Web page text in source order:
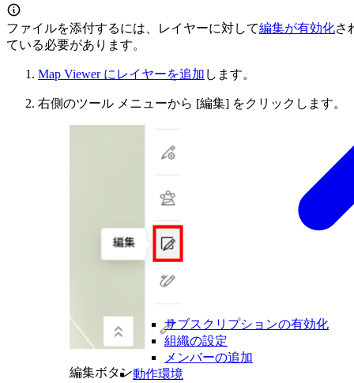
サブスクリプションの有効化
組織の設定
メンバーの追加
動作環境
ファイルを添付するには、レイヤーに対して編集が有効化さ
ている必要があります。
Map Viewer にレイヤーを追加 します。
右側のツール メニューから [編集] をクリックします。
編集ボタン